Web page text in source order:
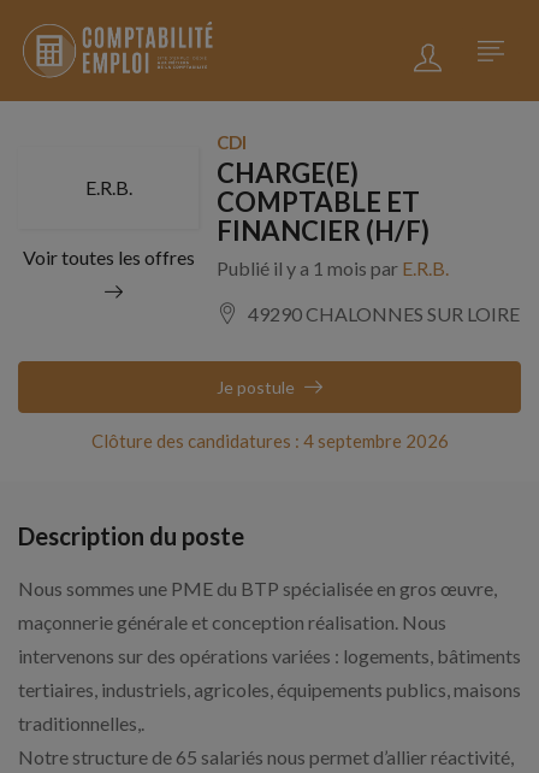
E.R.B.
Voir toutes les offres
CDI
CHARGE(E)
COMPTABLE ET
FINANCIER (H/F)
Publié il y a 1 mois par E.R.B.
49290 CHALONNES SUR LOIRE
Clôture des candidatures : 4 septembre 2026
Je postule
Description du poste
Nous sommes une PME du BTP spécialisée en gros œuvre,
maçonnerie générale et conception réalisation. Nous
intervenons sur des opérations variées : logements, bâtiments
tertiaires, industriels, agricoles, équipements publics, maisons
traditionnelles,.
Notre structure de 65 salariés nous permet d’allier réactivité,